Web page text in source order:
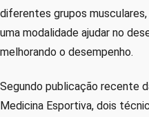
diferentes grupos
uma modalidade ajudar no
melhorando o desempenho.
Segundo publicação recente
Medicina Esportiva, dois